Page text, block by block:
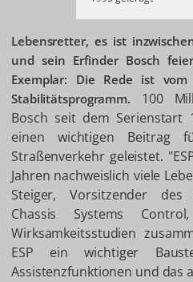
Lebensretter, es ist
und sein Erfinder Bosch
Exemplar: Die Rede ist vom
Stabilitätsprogramm. 100
Bosch seit dem
einen wichtigen Beitrag
Straßenverkehr geleistet.
Jahren nachweislich viele
Steiger, Vorsitzender des
Chassis Systems
Wirksamkeitsstudien
ESP ein wichtiger
Assistenzfunktionen und das